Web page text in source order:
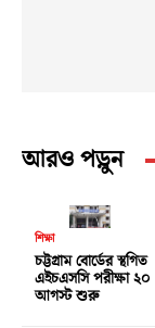
আরও পড়ুন
শিক্ষা
চট্টগ্রাম বোর্ডের স্থগিত
এইচএসসি পরীক্ষা ২০
আগস্ট শুরু